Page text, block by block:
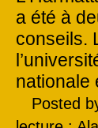
a été à
conseils.
nationale
Posted